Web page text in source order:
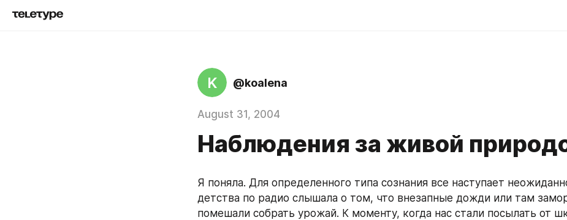
K @koalena
August 31, 2004
Наблюдения за живой
Я поняла. Для определенного типа сознания все наступает
детства по радио слышала о том, что внезапные дожди или там
помешали собрать урожай. К моменту, когда нас стали посылать от